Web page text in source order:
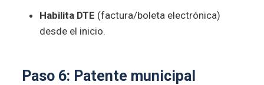
Habilita DTE (factura/boleta electrónica)
desde el inicio.
Paso 6: Patente municipal